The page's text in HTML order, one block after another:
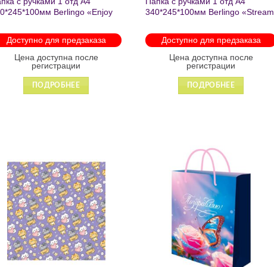
Berlingo «Enjoy
1215
Доступно для предзаказа
Цена доступна после
регистрации
ПОДРОБНЕЕ
340*245*100мм Berlingo «Stream
Доступно для предзаказа
Цена доступна после
регистрации
ПОДРОБНЕЕ
Добавить
в список
желаний
Добавить